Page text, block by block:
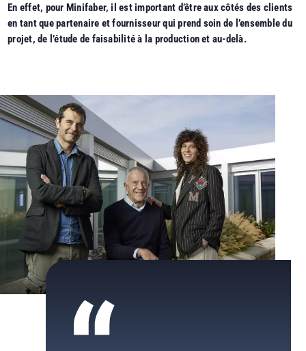
En effet, pour Minifaber, il est important d’être aux côtés des clients
en tant que partenaire et fournisseur qui prend soin de l’ensemble du
projet, de l’étude de faisabilité à la production et au-delà.